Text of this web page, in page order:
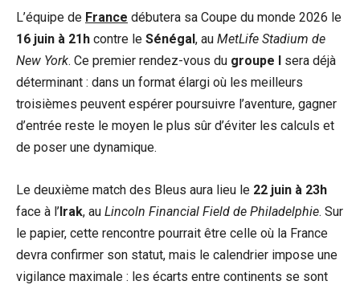
L’équipe de France débutera sa Coupe du monde 2026 le
16 juin à 21h contre le Sénégal, au MetLife Stadium de
New York. Ce premier rendez-vous du groupe I sera déjà
déterminant : dans un format élargi où les meilleurs
troisièmes peuvent espérer poursuivre l’aventure, gagner
d’entrée reste le moyen le plus sûr d’éviter les calculs et
de poser une dynamique.
Le deuxième match des Bleus aura lieu le 22 juin à 23h
face à l’Irak, au Lincoln Financial Field de Philadelphie. Sur
le papier, cette rencontre pourrait être celle où la France
devra confirmer son statut, mais le calendrier impose une
vigilance maximale : les écarts entre continents se sont